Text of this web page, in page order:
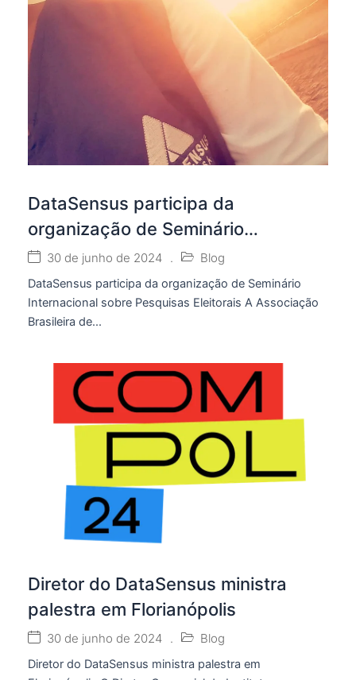
DataSensus participa da
organização de Seminário
Internacional sobre Pesquisas
Eleitorais
30 de junho de 2024 . Blog
DataSensus participa da organização de Seminário
Internacional sobre Pesquisas Eleitorais A Associação
Brasileira de...
Diretor do DataSensus ministra
palestra em Florianópolis
30 de junho de 2024 . Blog
Diretor do DataSensus ministra palestra em